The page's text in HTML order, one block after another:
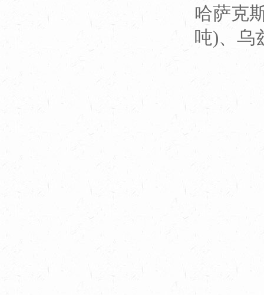
哈萨克
吨)、乌